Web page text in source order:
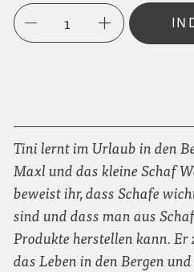
1 IN
Tini lernt im Urlaub in den
Maxl und das kleine Schaf
beweist ihr, dass Schafe
sind und dass man aus
Produkte herstellen kann. Er
das Leben in den Bergen